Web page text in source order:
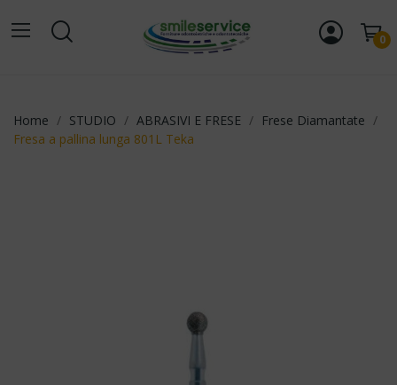
0
Home STUDIO ABRASIVI E FRESE
Frese Diamantate
Fresa a pallina lunga 801L Teka